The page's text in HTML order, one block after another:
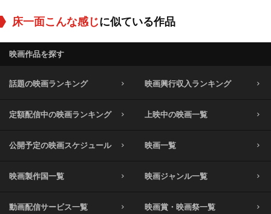
床一面こんな感じに似ている作品
映画作品を探す
話題の映画ランキング 映画興行収入ランキング
定額配信中の映画ランキング 上映中の映画一覧
公開予定の映画スケジュール 映画一覧
映画製作国一覧 映画ジャンル一覧
動画配信サービス一覧 映画賞・映画祭一覧